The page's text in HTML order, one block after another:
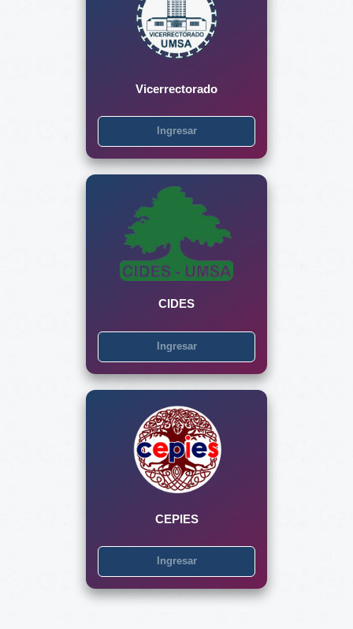
Vicerrectorado
Ingresar
CIDES
Ingresar
CEPIES
Ingresar